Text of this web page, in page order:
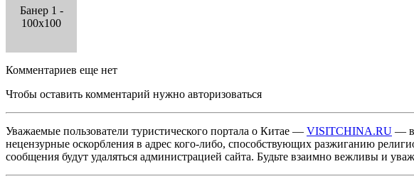
Банер 1 -
100x100
Комментариев еще нет
Чтобы оставить комментарий нужно авторизоваться
Уважаемые пользователи туристического портала о Китае — VISITCHINA.RU — в
нецензурные оскорбления в адрес кого-либо, способствующих разжиганию
сообщения будут удаляться администрацией сайта. Будьте взаимно вежливы и